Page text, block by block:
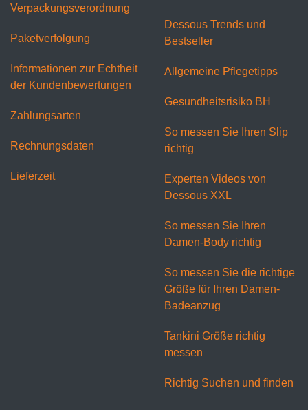
Verpackungsverordnung
Paketverfolgung
Informationen zur Echtheit
der Kundenbewertungen
Zahlungsarten
Rechnungsdaten
Lieferzeit
Dessous Trends und
Bestseller
Allgemeine Pflegetipps
Gesundheitsrisiko BH
So messen Sie Ihren Slip
richtig
Experten Videos von
Dessous XXL
So messen Sie Ihren
Damen-Body richtig
So messen Sie die richtige
Größe für Ihren Damen-
Badeanzug
Tankini Größe richtig
messen
Richtig Suchen und finden